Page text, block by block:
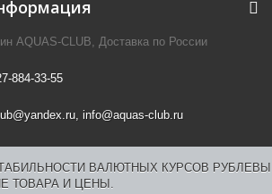
AQUAS-CLUB, Доставка по России
884-33-55
info@aquas-club.ru